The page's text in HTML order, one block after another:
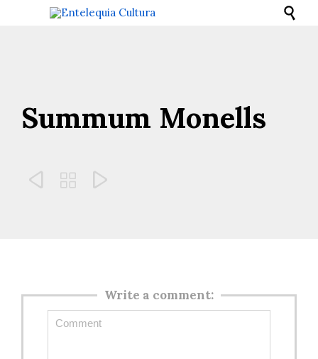

Summum Monells
  
Write a comment: